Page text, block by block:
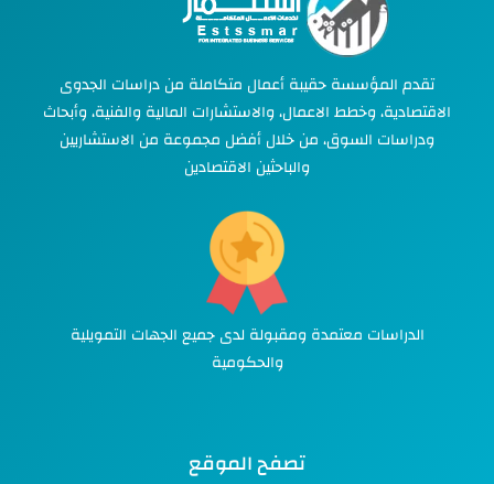
تقدم المؤسسة حقيبة أعمال متكاملة من دراسات الجدوى
الاقتصادية، وخطط الاعمال، والاستشارات المالية والفنية، وأبحاث
ودراسات السوق، من خلال أفضل مجموعة من الاستشاريين
والباحثين الاقتصادين
الدراسات معتمدة ومقبولة لدى جميع الجهات التمويلية
والحكومية
تصفح الموقع